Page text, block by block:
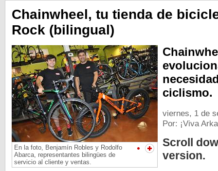
Chainwheel, tu tienda de
Rock (bilingual)
En la foto, Benjamín Robles y Rodolfo
Abarca, representantes bilingües de
servicio al cliente y ventas.
ciclismo.
viernes, 1 de
Por: ¡Viva
Scroll
version.